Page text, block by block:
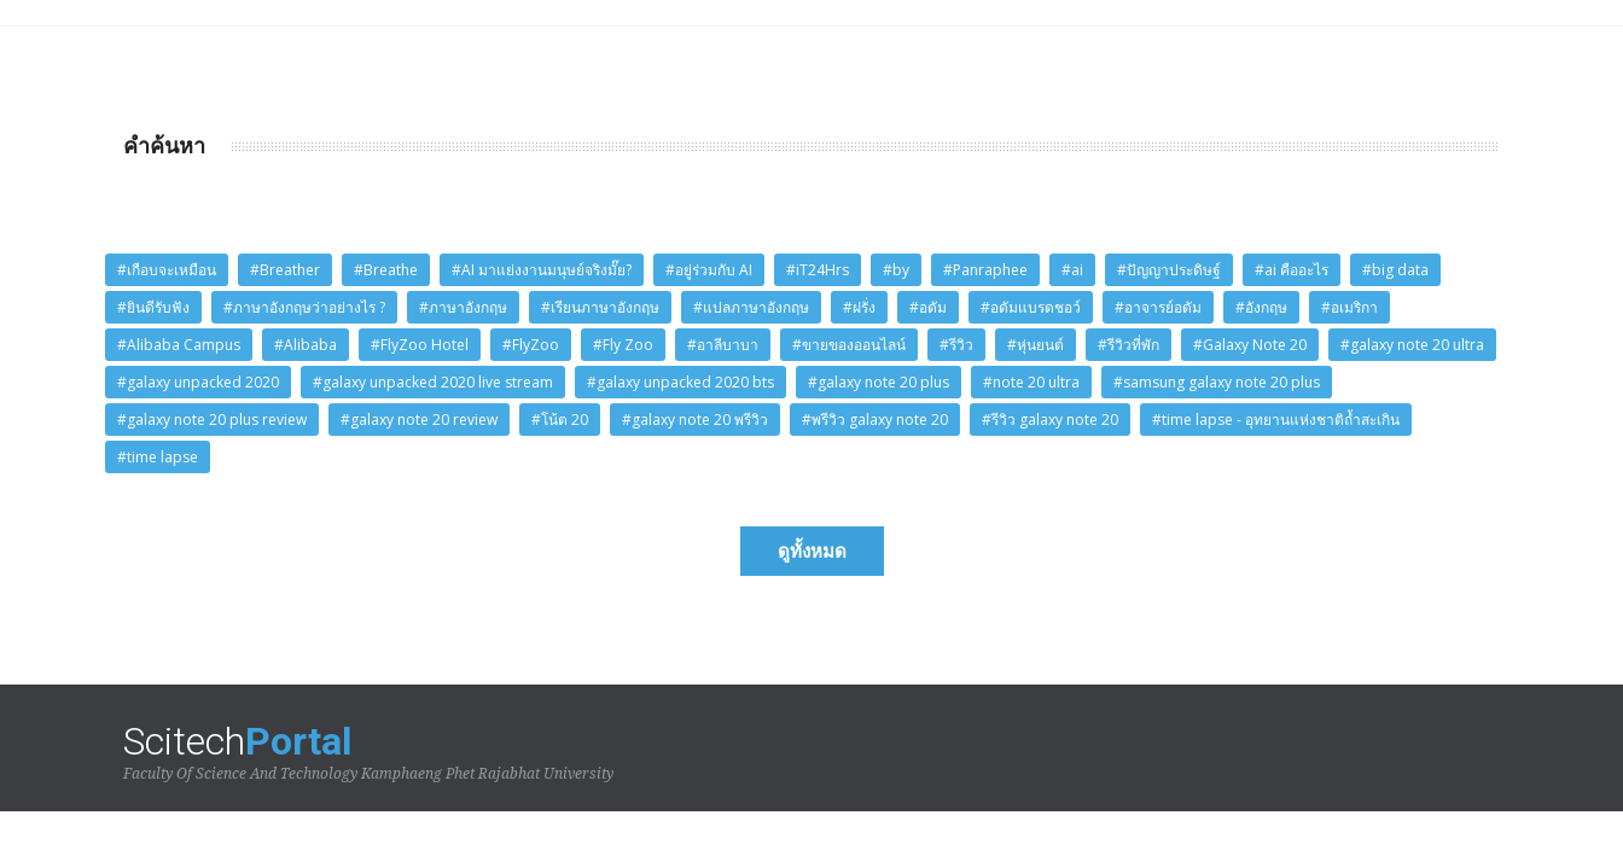
คำค้นหา
#เกือบจะเหมือน #Breather #Breathe #AI มาแย่งงานมนุษย์จริงมั๊ย? #อยู่ร่วมกับ AI #iT24Hrs #by #Panraphee #ai #ปัญญาประดิษฐ์ #ai คืออะไร
#big data
#ยินดีรับฟัง
#ภาษาอังกฤษว่าอย่างไร ? #ภาษาอังกฤษ #เรียนภาษาอังกฤษ #แปลภาษาอังกฤษ #ฝรั่ง #อดัม #อดัมแบรดชอว์ #อาจารย์อดัม #อังกฤษ
#อเมริกา
#Alibaba Campus
#Alibaba #FlyZoo Hotel #FlyZoo #Fly Zoo #อาลีบาบา #ขายของออนไลน์ #รีวิว #หุ่นยนต์ #รีวิวที่พัก #Galaxy Note 20
#galaxy note 20 ultra
#galaxy unpacked 2020
#galaxy unpacked 2020 live stream #galaxy unpacked 2020 bts #galaxy note 20 plus #note 20 ultra
#samsung galaxy note 20 plus
#galaxy note 20 plus review
#galaxy note 20 review #โน้ต 20 #galaxy note 20 พรีวิว #พรีวิว galaxy note 20 #รีวิว galaxy note 20
#time lapse - อุทยานแห่งชาติถ้ำสะเกิน
#time lapse
ดูทั้งหมด
ScitechPortal
Faculty Of Science And Technology Kamphaeng Phet Rajabhat University